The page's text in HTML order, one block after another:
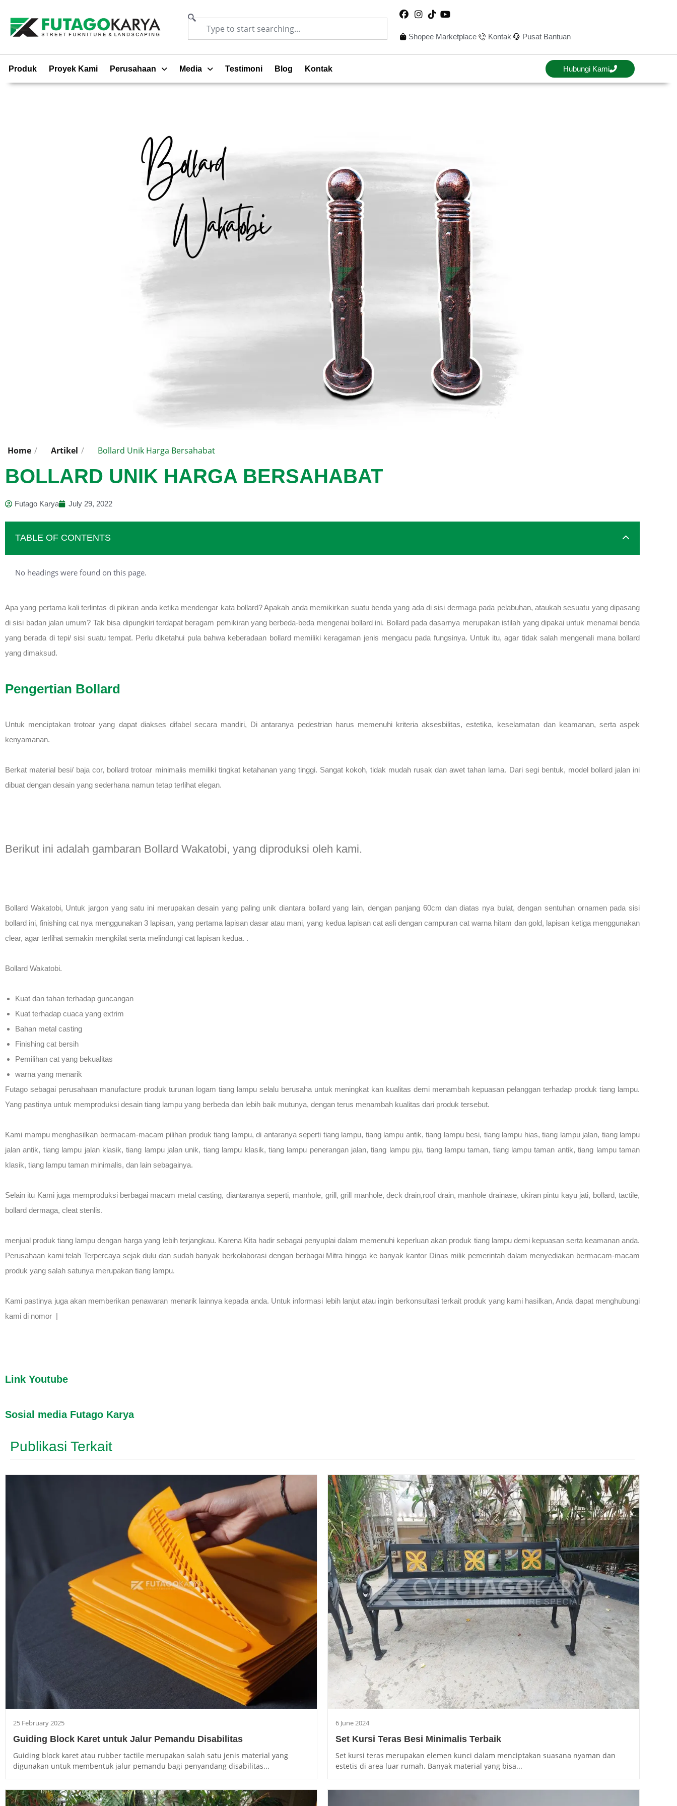
Shopee Marketplace Kontak Pusat Bantuan
Produk Proyek Kami Perusahaan Media Testimoni Blog Kontak Hubungi Kami
Home / Artikel / Bollard Unik Harga Bersahabat
BOLLARD UNIK HARGA BERSAHABAT
Futago Karya July 29, 2022
TABLE OF CONTENTS
No headings were found on this page.
Apa yang pertama kali terlintas di pikiran anda ketika mendengar kata bollard? Apakah anda memikirkan suatu benda yang ada di sisi dermaga pada pelabuhan, ataukah sesuatu yang dipasang
di sisi badan jalan umum? Tak bisa dipungkiri terdapat beragam pemikiran yang berbeda-beda mengenai bollard ini. Bollard pada dasarnya merupakan istilah yang dipakai untuk menamai benda
yang berada di tepi/ sisi suatu tempat. Perlu diketahui pula bahwa keberadaan bollard memiliki keragaman jenis mengacu pada fungsinya. Untuk itu, agar tidak salah mengenali mana bollard
yang dimaksud.
Pengertian Bollard
Untuk menciptakan trotoar yang dapat diakses difabel secara mandiri, Di antaranya pedestrian harus memenuhi kriteria aksesbilitas, estetika, keselamatan dan keamanan, serta aspek
kenyamanan.
Berkat material besi/ baja cor, bollard trotoar minimalis memiliki tingkat ketahanan yang tinggi. Sangat kokoh, tidak mudah rusak dan awet tahan lama. Dari segi bentuk, model bollard jalan ini
dibuat dengan desain yang sederhana namun tetap terlihat elegan.
Berikut ini adalah gambaran Bollard Wakatobi, yang diproduksi oleh kami.
Bollard Wakatobi, Untuk jargon yang satu ini merupakan desain yang paling unik diantara bollard yang lain, dengan panjang 60cm dan diatas nya bulat, dengan sentuhan ornamen pada sisi
bollard ini, finishing cat nya menggunakan 3 lapisan, yang pertama lapisan dasar atau mani, yang kedua lapisan cat asli dengan campuran cat warna hitam dan gold, lapisan ketiga menggunakan
clear, agar terlihat semakin mengkilat serta melindungi cat lapisan kedua. .
Bollard Wakatobi.
Kuat dan tahan terhadap guncangan
Kuat terhadap cuaca yang extrim
Bahan metal casting
Finishing cat bersih
Pemilihan cat yang bekualitas
warna yang menarik
Futago sebagai perusahaan manufacture produk turunan logam tiang lampu selalu berusaha untuk meningkat kan kualitas demi menambah kepuasan pelanggan terhadap produk tiang lampu.
Yang pastinya untuk memproduksi desain tiang lampu yang berbeda dan lebih baik mutunya, dengan terus menambah kualitas dari produk tersebut.
Kami mampu menghasilkan bermacam-macam pilihan produk tiang lampu, di antaranya seperti tiang lampu, tiang lampu antik, tiang lampu besi, tiang lampu hias, tiang lampu jalan, tiang lampu
jalan antik, tiang lampu jalan klasik, tiang lampu jalan unik, tiang lampu klasik, tiang lampu penerangan jalan, tiang lampu pju, tiang lampu taman, tiang lampu taman antik, tiang lampu taman
klasik, tiang lampu taman minimalis, dan lain sebagainya.
Selain itu Kami juga memproduksi berbagai macam metal casting, diantaranya seperti, manhole, grill, grill manhole, deck drain,roof drain, manhole drainase, ukiran pintu kayu jati, bollard, tactile,
bollard dermaga, cleat stenlis.
menjual produk tiang lampu dengan harga yang lebih terjangkau. Karena Kita hadir sebagai penyuplai dalam memenuhi keperluan akan produk tiang lampu demi kepuasan serta keamanan anda.
Perusahaan kami telah Terpercaya sejak dulu dan sudah banyak berkolaborasi dengan berbagai Mitra hingga ke banyak kantor Dinas milik pemerintah dalam menyediakan bermacam-macam
produk yang salah satunya merupakan tiang lampu.
Kami pastinya juga akan memberikan penawaran menarik lainnya kepada anda. Untuk informasi lebih lanjut atau ingin berkonsultasi terkait produk yang kami hasilkan, Anda dapat menghubungi
kami di nomor |
Link Youtube
Sosial media Futago Karya
Publikasi Terkait
25 February 2025
Guiding Block Karet untuk Jalur Pemandu Disabilitas
Guiding block karet atau rubber tactile merupakan salah satu jenis material yang
digunakan untuk membentuk jalur pemandu bagi penyandang disabilitas...
6 June 2024
Set Kursi Teras Besi Minimalis Terbaik
Set kursi teras merupakan elemen kunci dalam menciptakan suasana nyaman dan
estetis di area luar rumah. Banyak material yang bisa...